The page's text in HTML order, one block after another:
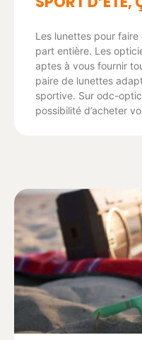
Les lunettes pour
part entière. Les
aptes à vous fournir
paire de lunettes
sportive. Sur odc-
possibilité d’acheter